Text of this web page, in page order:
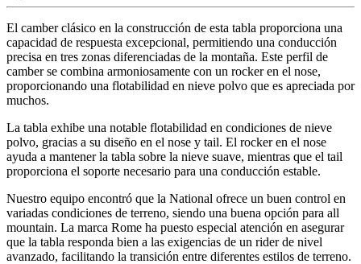
El camber clásico en la construcción de esta tabla proporciona una
capacidad de respuesta excepcional, permitiendo una conducción
precisa en tres zonas diferenciadas de la montaña. Este perfil de
camber se combina armoniosamente con un rocker en el nose,
proporcionando una flotabilidad en nieve polvo que es apreciada por
muchos.
La tabla exhibe una notable flotabilidad en condiciones de nieve
polvo, gracias a su diseño en el nose y tail. El rocker en el nose
ayuda a mantener la tabla sobre la nieve suave, mientras que el tail
proporciona el soporte necesario para una conducción estable.
Nuestro equipo encontró que la National ofrece un buen control en
variadas condiciones de terreno, siendo una buena opción para all
mountain. La marca Rome ha puesto especial atención en asegurar
que la tabla responda bien a las exigencias de un rider de nivel
avanzado, facilitando la transición entre diferentes estilos de terreno.